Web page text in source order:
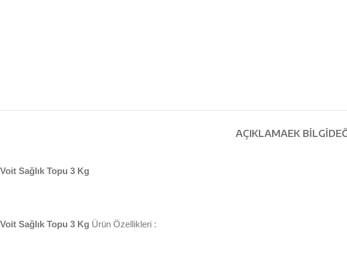
AÇIKLAMAEK BILGI
Voit Sağlık Topu 3 Kg
Voit Sağlık Topu 3 Kg Ürün Özellikleri :